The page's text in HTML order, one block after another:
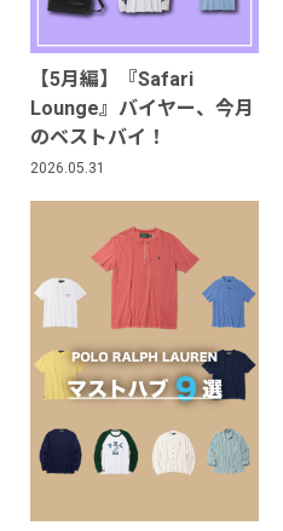
【5月編】『Safari
Lounge』バイヤー、今月
のベストバイ！
2026.05.31